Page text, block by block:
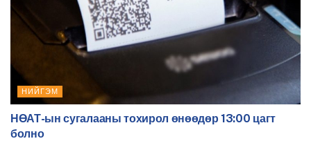
НИЙГЭМ
НӨАТ-ын сугалааны тохирол өнөөдөр 13:00 цагт
болно